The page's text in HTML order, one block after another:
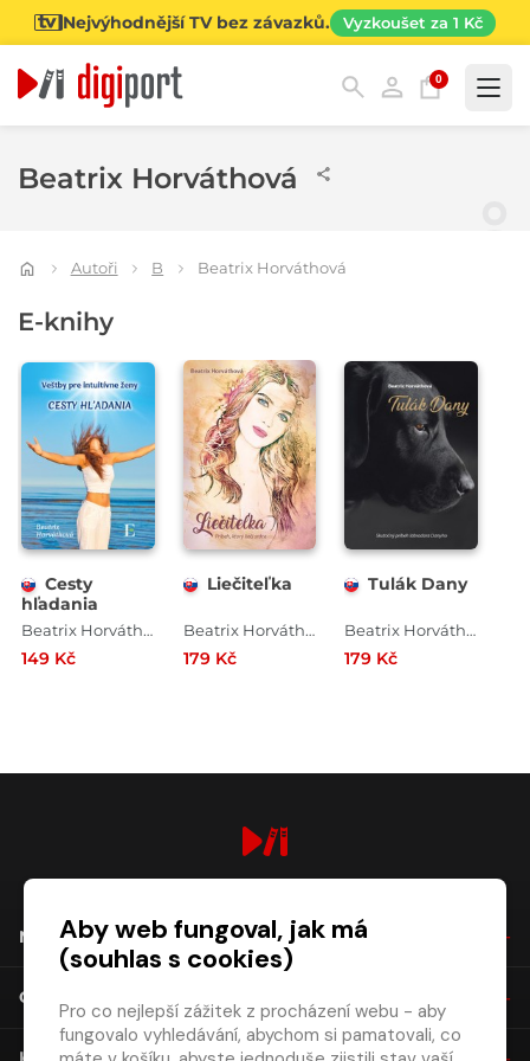
Nejvýhodnější TV bez závazků. Vyzkoušet za 1 Kč
0
Beatrix Horváthová
Autoři B Beatrix Horváthová
E-knihy
Cesty
hľadania
Beatrix Horváthová
149 Kč
Liečiteľka
Beatrix Horváthová
179 Kč
Tulák Dany
Beatrix Horváthová
179 Kč
NÁKUP
O SPOLEČNOSTI
Aby web fungoval, jak má
(souhlas s cookies)
Pro co nejlepší zážitek z procházení webu - aby
fungovalo vyhledávání, abychom si pamatovali, co